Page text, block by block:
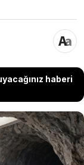
haberi
yaratacak
yüzeyinin 430